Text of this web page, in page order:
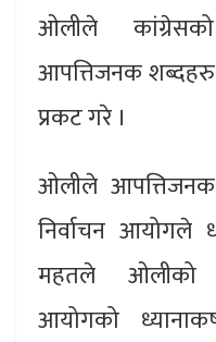
ओलीले
आपत्तिजनक
प्रकट गरे ।
ओलीले आपत्तिजनक
निर्वाचन आयोगले
महतले ओलीको
आयोगको